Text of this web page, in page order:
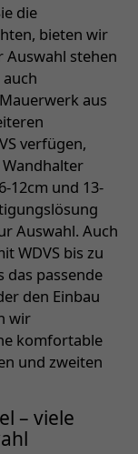
die
bieten wir
Auswahl stehen
aus
verfügen,
12cm und 13-
Auswahl. Auch
WDVS bis zu
das passende
den Einbau
wir
komfortable
und zweiten
– viele